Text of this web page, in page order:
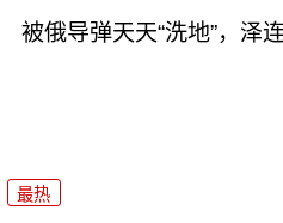
被俄导弹天天“洗地”，泽
最热